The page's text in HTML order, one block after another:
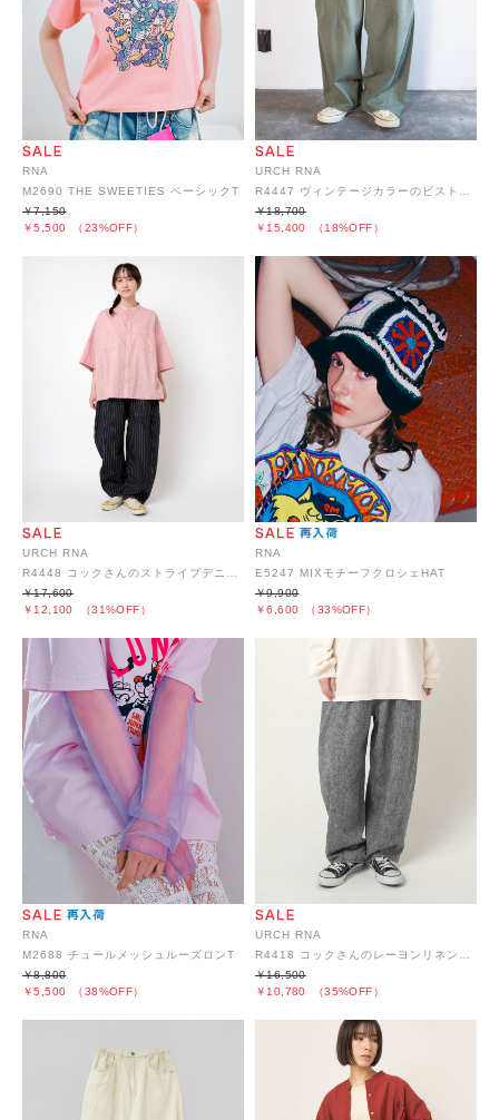
RNA
M2690 THE SWEETIES ベーシックT
￥5,500 （23%OFF）
￥7,150
URCH RNA
￥15,400 （18%OFF）
￥18,700
URCH RNA
￥12,100 （31%OFF）
￥17,600
RNA
E5247 MIXモチーフクロシェHAT
￥6,600 （33%OFF）
￥9,900
RNA
M2688 チュールメッシュルーズロンT
￥5,500 （38%OFF）
￥8,800
URCH RNA
￥10,780 （35%OFF）
￥16,500